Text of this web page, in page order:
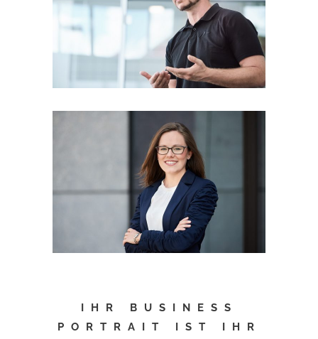
IHR BUSINESS
PORTRAIT IST IHR